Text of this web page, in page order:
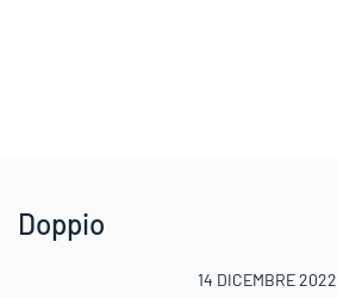
Doppio
14 DICEMBRE 2022